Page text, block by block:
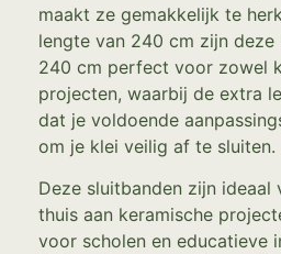
maakt ze gemakkelijk te
lengte van 240 cm zijn deze
240 cm perfect voor zowel
projecten, waarbij de extra
dat je voldoende
om je klei veilig af te sluiten.
Deze sluitbanden zijn
thuis aan keramische
voor scholen en educatieve